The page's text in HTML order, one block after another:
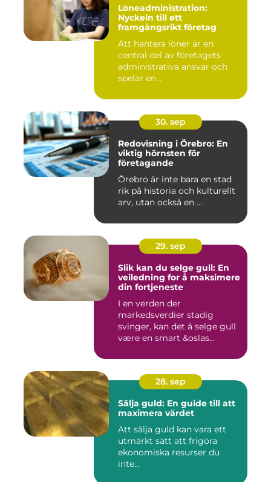
Löneadministration:
Nyckeln till ett
framgångsrikt företag
Att hantera löner är en
central del av företagets
administrativa ansvar och
spelar en...
30. sep
Redovisning i Örebro: En
viktig hörnsten för
företagande
Örebro är inte bara en stad
rik på historia och kulturellt
arv, utan också en ...
29. sep
Slik kan du selge gull: En
veiledning for å maksimere
din fortjeneste
I en verden der
markedsverdier stadig
svinger, kan det å selge gull
være en smart &oslas...
28. sep
Sälja guld: En guide till att
maximera värdet
Att sälja guld kan vara ett
utmärkt sätt att frigöra
ekonomiska resurser du
inte...